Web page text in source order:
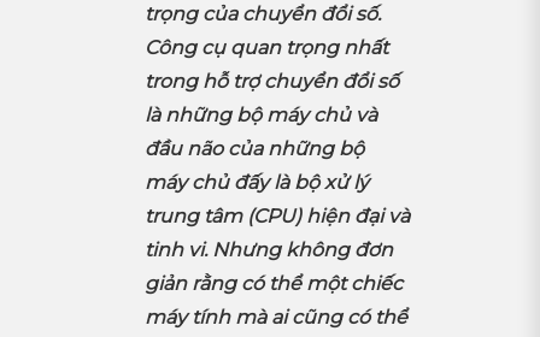
trọng của chuyển đổi số.
Công cụ quan trọng nhất
trong hỗ trợ chuyển đổi số
là những bộ máy chủ và
đầu não của những bộ
máy chủ đấy là bộ xử lý
trung tâm (CPU) hiện đại và
tinh vi. Nhưng không đơn
giản rằng có thể một chiếc
máy tính mà ai cũng có thể